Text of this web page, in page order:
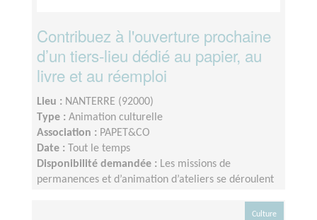
Contribuez à l'ouverture prochaine
d’un tiers-lieu dédié au papier, au
livre et au réemploi
Lieu : NANTERRE (92000)
Type : Animation culturelle
Association : PAPET&CO
Date :
Tout le temps
Disponibilité demandée : Les missions de
permanences et d’animation d’ateliers se déroulent
Les vendredis sont consacrés au tri des livres et àCulture